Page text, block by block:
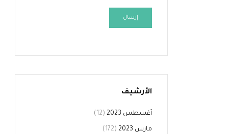
إرسال
الأرشيف
أغسطس 2023 (12)
مارس 2023 (172)